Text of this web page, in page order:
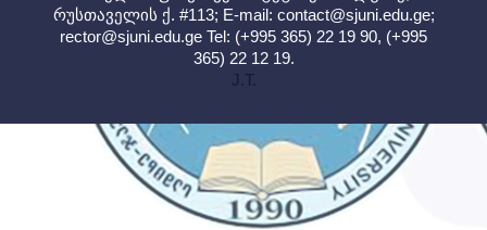
რუსთაველის ქ. #113; E-mail: contact@sjuni.edu.ge;
rector@sjuni.edu.ge Tel: (+995 365) 22 19 90, (+995
365) 22 12 19.
J.T.